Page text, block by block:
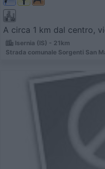
A circa 1 km dal centro,
Isernia (IS) - 21km
Strada comunale Sorgenti San